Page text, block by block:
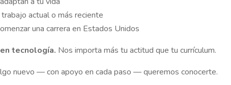
actual o más reciente
una carrera en Estados Unidos
tecnología. Nos importa más tu actitud que tu currículum.
nuevo — con apoyo en cada paso — queremos conocerte.